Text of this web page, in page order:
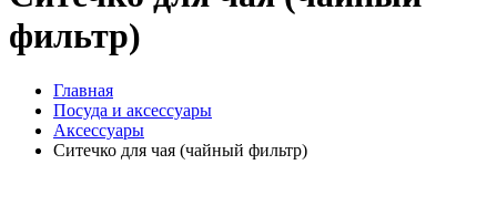
фильтр)
Главная
Посуда и аксессуары
Аксессуары
Ситечко для чая (чайный фильтр)